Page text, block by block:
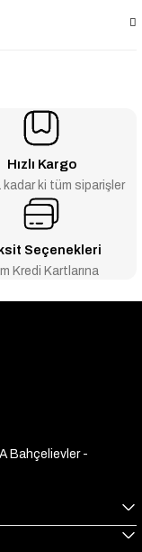
Hızlı Kargo
kadar ki tüm siparişler
Seçenekleri
Kredi Kartlarına
Bahçelievler -